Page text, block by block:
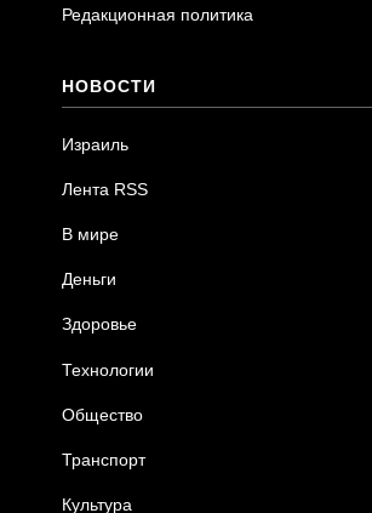
Редакционная политика
НОВОСТИ
Израиль
Лента RSS
В мире
Деньги
Здоровье
Технологии
Общество
Транспорт
Культура